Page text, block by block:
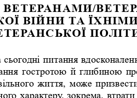
ВЕТЕРАНАМИ/
ВІЙНИ ТА
питання
гостротою й глибиною
життя, може
характеру, зокрема,